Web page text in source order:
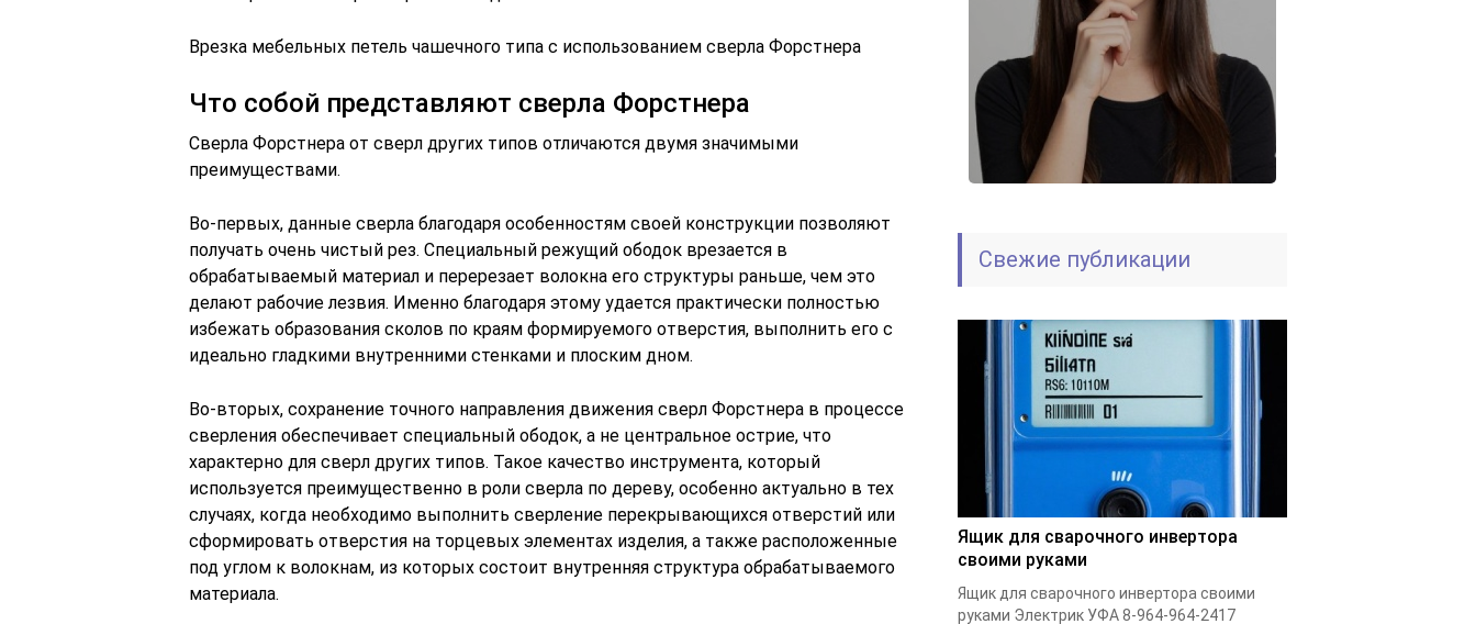
Врезка мебельных петель чашечного типа с использованием сверла Форстнера
Что собой представляют сверла Форстнера
Сверла Форстнера от сверл других типов отличаются двумя значимыми
преимуществами.
Во-первых, данные сверла благодаря особенностям своей конструкции позволяют
получать очень чистый рез. Специальный режущий ободок врезается в
обрабатываемый материал и перерезает волокна его структуры раньше, чем это
делают рабочие лезвия. Именно благодаря этому удается практически полностью
избежать образования сколов по краям формируемого отверстия, выполнить его с
идеально гладкими внутренними стенками и плоским дном.
Во-вторых, сохранение точного направления движения сверл Форстнера в процессе
сверления обеспечивает специальный ободок, а не центральное острие, что
характерно для сверл других типов. Такое качество инструмента, который
используется преимущественно в роли сверла по дереву, особенно актуально в тех
случаях, когда необходимо выполнить сверление перекрывающихся отверстий или
сформировать отверстия на торцевых элементах изделия, а также расположенные
под углом к волокнам, из которых состоит внутренняя структура обрабатываемого
материала.
Свежие публикации
Ящик для сварочного инвертора
своими руками
Ящик для сварочного инвертора своими
руками Электрик УФА 8-964-964-2417